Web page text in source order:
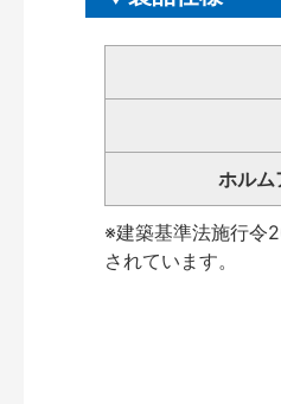
ホルム
※建築基準法施行令
されています。